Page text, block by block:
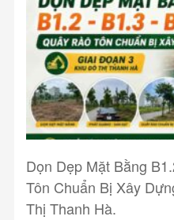
Dọn Dẹp Mặt Bằng
Tôn Chuẩn Bị Xây
Thị Thanh Hà.